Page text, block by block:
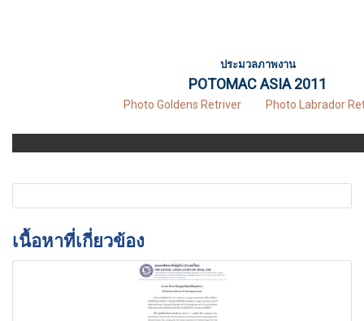
ประมวลภาพงาน
POTOMAC ASIA 2011
Photo Goldens Retriver Photo Labrador
เนื้อหาที่เกี่ยวข้อง